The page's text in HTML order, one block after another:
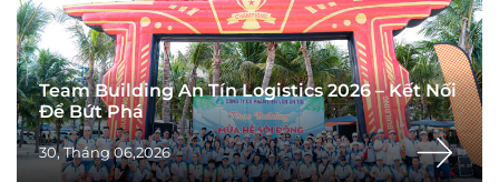
Team Building An Tín Logistics 2026 – Kết Nối
Để Bứt Phá
30, Tháng 06,2026